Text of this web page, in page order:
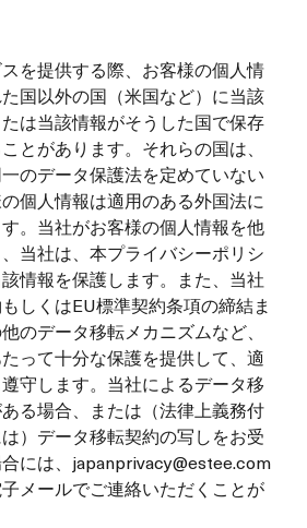
を提供する際、お客様の個人情
国以外の国（米国など）に当該
は当該情報がそうした国で保存
とがあります。それらの国は、
のデータ保護法を定めていない
個人情報は適用のある外国法に
。当社がお客様の個人情報を他
当社は、本プライバシーポリシ
情報を保護します。また、当社
しくはEU標準契約条項の締結ま
のデータ移転メカニズムなど、
って十分な保護を提供して、適
守します。当社によるデータ移
る場合、または（法律上義務付
）データ移転契約の写しをお受
には、japanprivacy@estee.com
メールでご連絡いただくことが